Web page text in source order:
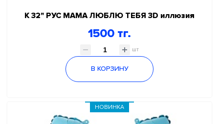
К 32" РУС МАМА ЛЮБЛЮ ТЕБЯ 3D иллюзия
1500 тг.
шт
В КОРЗИНУ
НОВИНКА